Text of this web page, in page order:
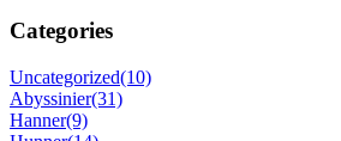
Categories
Uncategorized(10)
Abyssinier(31)
Hanner(9)